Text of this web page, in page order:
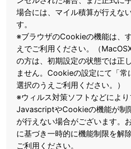
場合には、マイル積算が行えな
す。
※ブラウザのCookieの機能は、
えでご利用ください。（
の方は、初期設定の状態では正
ません。Cookieの設定にて「常
選択のうえご利用ください。）
※ウィルス対策ソフトなどによ
JavascriptやCookieの機能が制
が行えない場合がございます。
に基づき一時的に機能制限を解
ご利用ください。